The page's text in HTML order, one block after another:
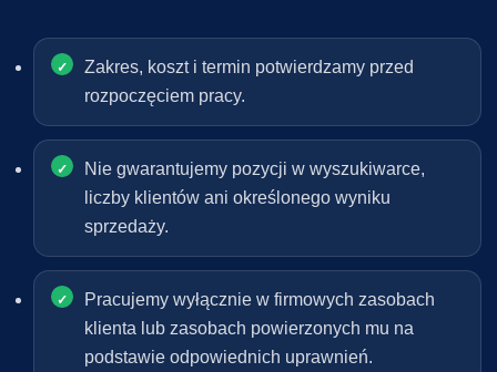
Zakres, koszt i termin potwierdzamy przed
rozpoczęciem pracy.
Nie gwarantujemy pozycji w wyszukiwarce,
liczby klientów ani określonego wyniku
sprzedaży.
Pracujemy wyłącznie w firmowych zasobach
klienta lub zasobach powierzonych mu na
podstawie odpowiednich uprawnień.